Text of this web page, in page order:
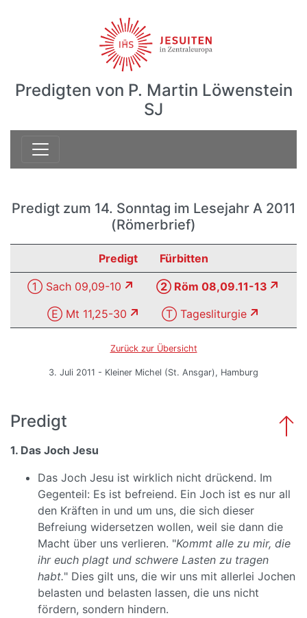
Predigten von P. Martin Löwenstein
SJ
Predigt zum 14. Sonntag im Lesejahr A 2011
(Römerbrief)
Predigt Fürbitten
① Sach 09,09-10
② Röm 08,09.11-13
Ⓔ Mt 11,25-30
Ⓣ Tagesliturgie
Zurück zur Übersicht
3. Juli 2011 - Kleiner Michel (St. Ansgar), Hamburg
Predigt
1. Das Joch Jesu
Das Joch Jesu ist wirklich nicht drückend. Im
Gegenteil: Es ist befreiend. Ein Joch ist es nur all
den Kräften in und um uns, die sich dieser
Befreiung widersetzen wollen, weil sie dann die
Macht über uns verlieren. "Kommt alle zu mir, die
ihr euch plagt und schwere Lasten zu tragen
habt." Dies gilt uns, die wir uns mit allerlei Jochen
belasten und belasten lassen, die uns nicht
fördern, sondern hindern.